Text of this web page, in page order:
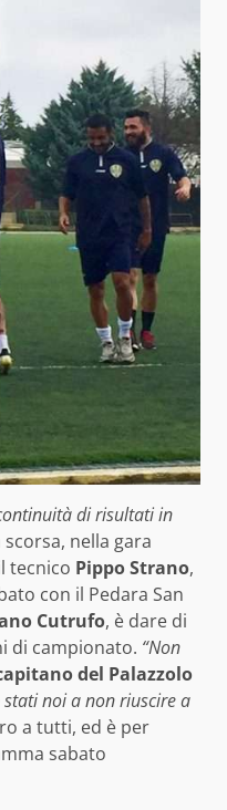
di risultati in
nella gara
tecnico Pippo Strano,
con il Pedara San
Cutrufo, è dare di
di campionato. “Non
del Palazzolo
noi a non riuscire a
a tutti, ed è per
sabato